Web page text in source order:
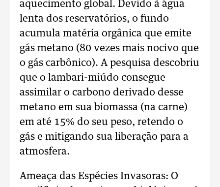
aquecimento global. Devido à água
lenta dos reservatórios, o fundo
acumula matéria orgânica que emite
gás metano (80 vezes mais nocivo que
o gás carbônico). A pesquisa descobriu
que o lambari-miúdo consegue
assimilar o carbono derivado desse
metano em sua biomassa (na carne)
em até 15% do seu peso, retendo o
gás e mitigando sua liberação para a
atmosfera.
Ameaça das Espécies Invasoras: O